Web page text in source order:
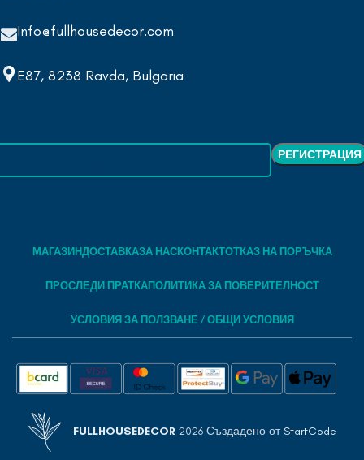
Info@fullhousedecor.com
E87, 8238 Ravda, Bulgaria
МАГАЗИНДОСТАВКАЗА НАСКОНТАКТОТКАЗ НА ПОРЪЧКА
ПРОСЛЕДИ ПРАТКАПОЛИТИКА ЗА ПОВЕРИТЕЛНОСТ
УСЛОВИЯ ЗА ПОЛЗВАНЕ / ОБЩИ УСЛОВИЯ
FULLHOUSEDECOR 2026 Създадено от StartCode